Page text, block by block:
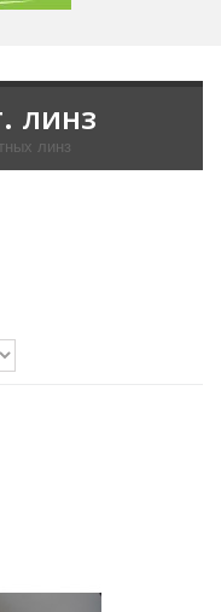
линз
линз